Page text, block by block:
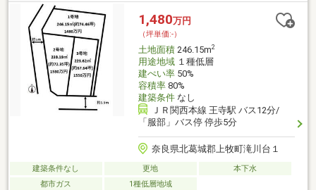
1,480万円
（坪単価:-）
土地面積246.15m2
用途地域１種低層
建ぺい率50%
容積率80%
建築条件なし
ＪＲ関西本線 王寺駅 バス12分/
「服部」バス停 停歩5分
奈良県北葛城郡上牧町滝川台１
建築条件なし 更地
本下水
都市ガス
1種低層地域